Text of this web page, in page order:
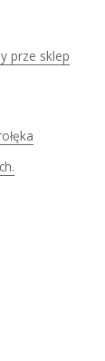
prze sklep